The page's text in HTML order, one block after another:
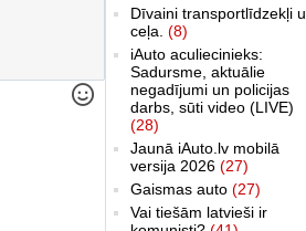
Dīvaini transportlīdzekļi
ceļa. (8)
iAuto aculiecinieks:
Sadursme, aktuālie
negadījumi un policijas
darbs, sūti video (LIVE)
(28)
Jaunā iAuto.lv mobilā
versija 2026 (27)
Gaismas auto (27)
Vai tiešām latvieši ir